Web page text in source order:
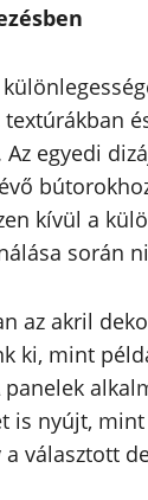
egyedi
kívül a
során
az akril
ki, mint
is nyújt,
választott